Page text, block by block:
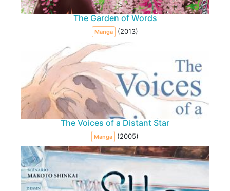
The Garden of Words
Manga (2013)
The Voices of a Distant Star
Manga (2005)